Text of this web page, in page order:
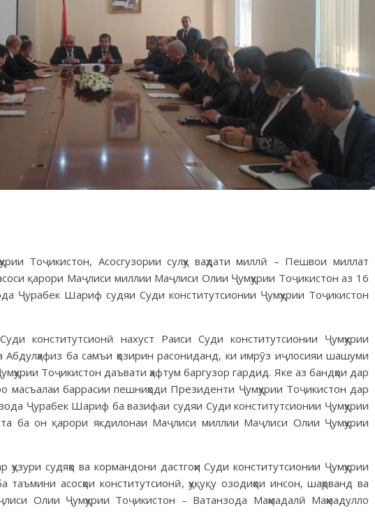
Тоҷикистон, Асосгузории сулҳу ваҳдати миллӣ – Пешвои миллат
қарори Маҷлиси миллии Маҷлиси Олии Ҷумҳурии Тоҷикистон аз 16
Ҷурабек Шариф судяи Суди конститутсионии Ҷумҳурии Тоҷикистон
конститутсионӣ нахуст Раиси Суди конститутсионии Ҷумҳурии
Абдулҳафиз ба самъи ҳозирин расониданд, ки имрӯз иҷлосияи шашуми
Тоҷикистон даъвати ҳафтум баргузор гардид. Яке аз бандҳои дар
масъалаи баррасии пешниҳоди Президенти Ҷумҳурии Тоҷикистон дар
Ҷурабек Шариф ба вазифаи судяи Суди конститутсионии Ҷумҳурии
ба он қарори якдилонаи Маҷлиси миллии Маҷлиси Олии Ҷумҳурии
судяҳо ва кормандони дастгоҳи Суди конститутсионии Ҷумҳурии
асосҳои конститутсионӣ, ҳуқуқу озодиҳои инсон, шаҳрванд ва
Олии Ҷумҳурии Тоҷикистон – Ватанзода Маҳмадалӣ Маҳмадулло